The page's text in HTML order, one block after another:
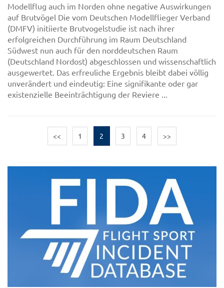
Modellflug auch im Norden ohne negative Auswirkungen
auf Brutvögel Die vom Deutschen Modellflieger Verband
(DMFV) initiierte Brutvogelstudie ist nach ihrer
erfolgreichen Durchführung im Raum Deutschland
Südwest nun auch für den norddeutschen Raum
(Deutschland Nordost) abgeschlossen und wissenschaftlich
ausgewertet. Das erfreuliche Ergebnis bleibt dabei völlig
unverändert und eindeutig: Eine signifikante oder gar
existenzielle Beeinträchtigung der Reviere ...
<< 1 2 3 4 >>